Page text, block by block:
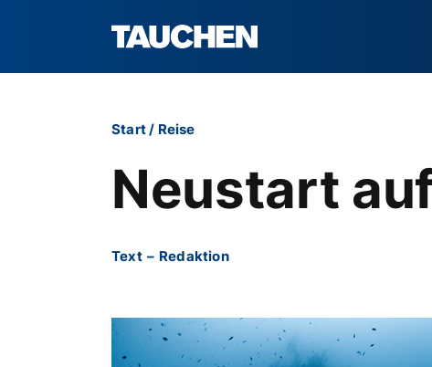
Start/ Reise
Neustart
Text – Redaktion